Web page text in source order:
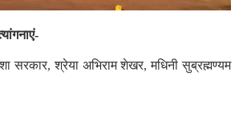
सरकार, श्रेया अभिराम शेखर, मधिनी सुब्रह्मण्यम